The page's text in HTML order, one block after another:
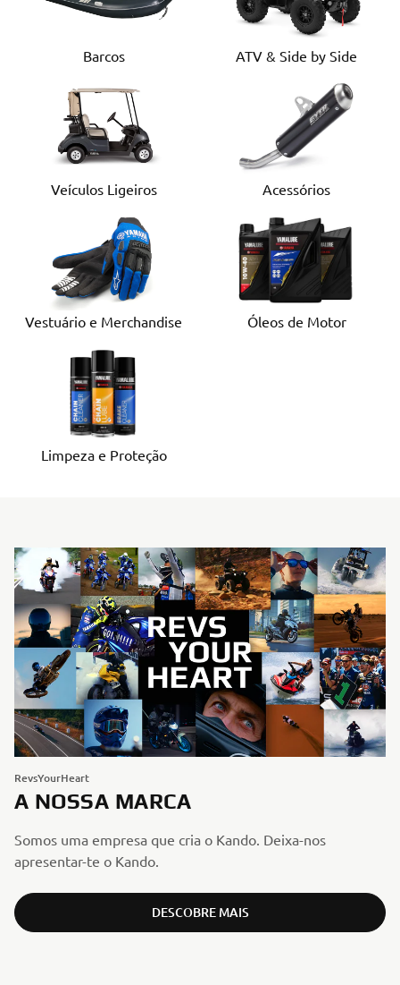
Barcos ATV & Side by Side
Veículos Ligeiros Acessórios
Vestuário e Merchandise Óleos de Motor
Limpeza e Proteção
RevsYourHeart
A NOSSA MARCA
Somos uma empresa que cria o Kando. Deixa-nos
apresentar-te o Kando.
DESCOBRE MAIS